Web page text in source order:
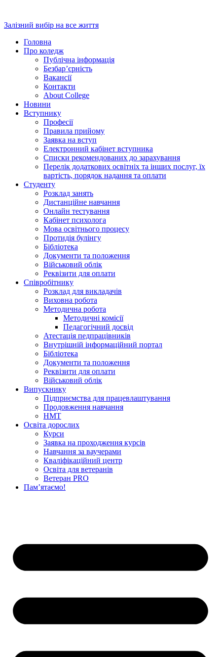
вмісту
Залізний вибір на все життя
Головна
Про коледж
Публічна інформація
Безбар’єрність
Вакансії
Контакти
About College
Новини
Вступнику
Професії
Правила прийому
Заявка на вступ
Електронний кабінет вступника
Списки рекомендованих до зарахування
Перелік додаткових освітніх та інших послуг, їх
вартість, порядок надання та оплати
Студенту
Розклад занять
Дистанційне навчання
Онлайн тестування
Кабінет психолога
Мова освітнього процесу
Протидія булінгу
Бібліотека
Документи та положення
Військовий облік
Реквізити для оплати
Співробітнику
Розклад для викладачів
Виховна робота
Методична робота
Методичні комісії
Педагогічний досвід
Атестація педпрацівників
Внутрішній інформаційний портал
Бібліотека
Документи та положення
Реквізити для оплати
Військовий облік
Випускнику
Підприємства для працевлаштування
Продовження навчання
НМТ
Освіта дорослих
Курси
Заявка на проходження курсів
Навчання за ваучерами
Кваліфікаційний центр
Освіта для ветеранів
Ветеран PRO
Пам’ятаємо!